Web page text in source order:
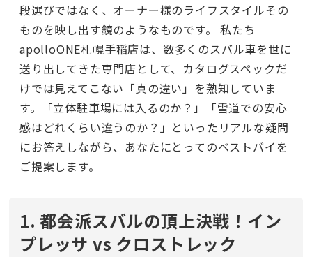
段選びではなく、オーナー様のライフスタイルその
ものを映し出す鏡のようなものです。 私たち
apolloONE札幌手稲店は、数多くのスバル車を世に
送り出してきた専門店として、カタログスペックだ
けでは見えてこない「真の違い」を熟知していま
す。「立体駐車場には入るのか？」「雪道での安心
感はどれくらい違うのか？」といったリアルな疑問
にお答えしながら、あなたにとってのベストバイを
ご提案します。
1. 都会派スバルの頂上決戦！イン
プレッサ vs クロストレック